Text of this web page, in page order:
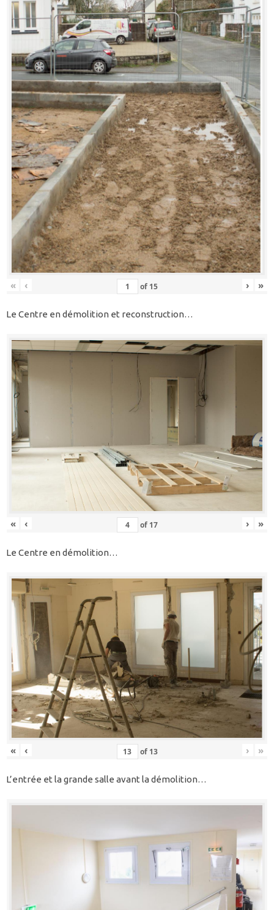
« ‹ of 15 › »
Le Centre en démolition et reconstruction…
« ‹ of 17 › »
Le Centre en démolition…
« ‹ of 13 › »
L’entrée et la grande salle avant la démolition…